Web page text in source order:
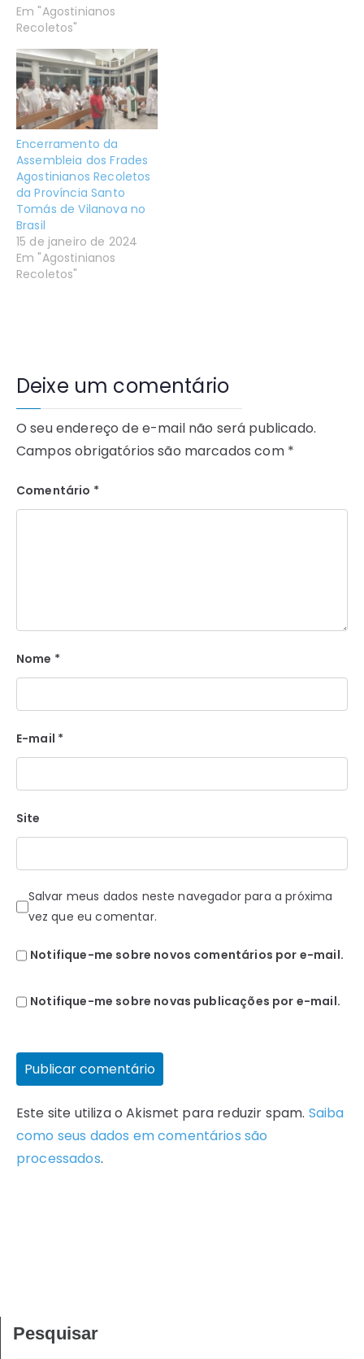
Em "Agostinianos
Recoletos"
Encerramento da
Assembleia dos Frades
Agostinianos Recoletos
da Província Santo
Tomás de Vilanova no
Brasil
15 de janeiro de 2024
Em "Agostinianos
Recoletos"
Deixe um comentário
O seu endereço de e-mail não será publicado.
Campos obrigatórios são marcados com *
Comentário *
Nome *
E-mail *
Site
Salvar meus dados neste navegador para a próxima
vez que eu comentar.
Notifique-me sobre novos comentários por e-mail.
Notifique-me sobre novas publicações por e-mail.
Este site utiliza o Akismet para reduzir spam. Saiba
como seus dados em comentários são
processados.
Pesquisar